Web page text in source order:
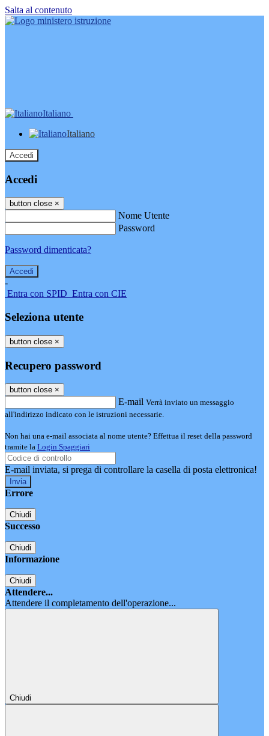
Salta al contenuto
Italiano
Italiano
Accedi
Accedi
button close ×
Nome Utente
Password
Password dimenticata?
-
Entra con SPID Entra con CIE
Seleziona utente
button close ×
Recupero password
button close ×
E-mail Verrà inviato un messaggio
all'indirizzo indicato con le istruzioni necessarie.
Non hai una e-mail associata al nome utente? Effettua il reset della password
tramite la Login Spaggiari
E-mail inviata, si prega di controllare la casella di posta elettronica!
Errore
Chiudi
Successo
Chiudi
Informazione
Chiudi
Attendere...
Attendere il completamento dell'operazione...
Chiudi